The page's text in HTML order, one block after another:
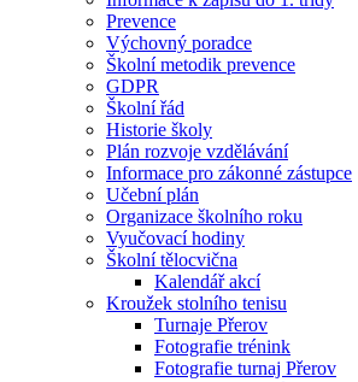
Prevence
Výchovný poradce
Školní metodik prevence
GDPR
Školní řád
Historie školy
Plán rozvoje vzdělávání
Informace pro zákonné zástupce
Učební plán
Organizace školního roku
Vyučovací hodiny
Školní tělocvična
Kalendář akcí
Kroužek stolního tenisu
Turnaje Přerov
Fotografie trénink
Fotografie turnaj Přerov